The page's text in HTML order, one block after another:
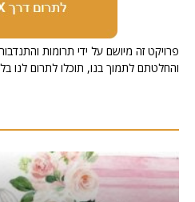
והחלטתם לתמוך בנו, תוכלו לתרום לנו